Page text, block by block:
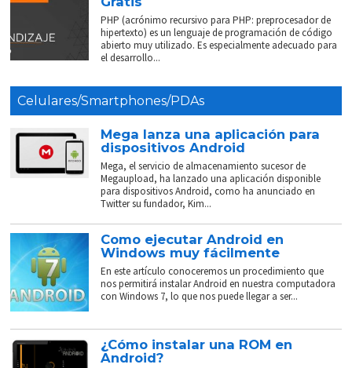
PHP (acrónimo recursivo para PHP: preprocesador de
hipertexto) es un lenguaje de programación de código
abierto muy utilizado. Es especialmente adecuado para
el desarrollo...
Celulares/Smartphones/PDAs
Mega lanza una aplicación para
dispositivos Android
Mega, el servicio de almacenamiento sucesor de
Megaupload, ha lanzado una aplicación disponible
para dispositivos Android, como ha anunciado en
Twitter su fundador, Kim...
Como ejecutar Android en
Windows muy fácilmente
En este artículo conoceremos un procedimiento que
nos permitirá instalar Android en nuestra computadora
con Windows 7, lo que nos puede llegar a ser...
¿Cómo instalar una ROM en
Android?